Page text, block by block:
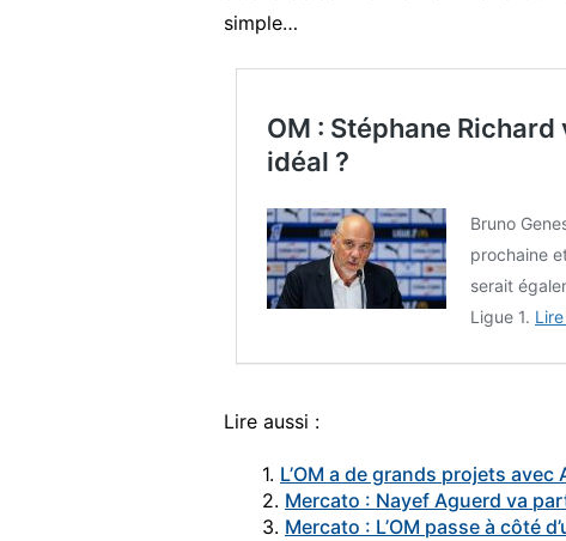
simple…
OM : Stéphane
idéal ?
Bruno
prochaine
serait
Ligue 1.
Lire aussi :
1. L’OM a de grands projets avec
2. Mercato : Nayef Aguerd va
3. Mercato : L’OM passe à côté